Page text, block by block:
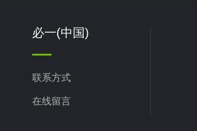
必一(中国)
联系方式
在线留言